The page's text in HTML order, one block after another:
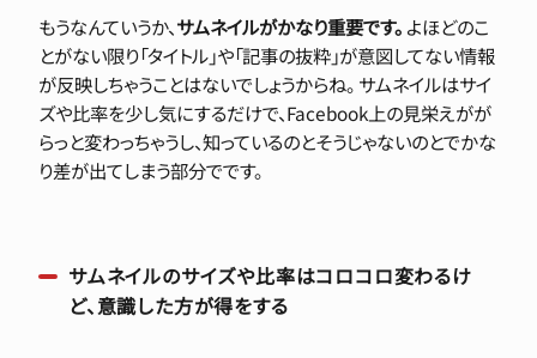
もうなんていうか、サムネイルがかなり重要です。 よほどのこ
とがない限り「タイトル」や「記事の抜粋」が意図してない情報
が反映しちゃうことはないでしょうからね。 サムネイルはサイ
ズや比率を少し気にするだけで、Facebook上の見栄えがが
らっと変わっちゃうし、知っているのとそうじゃないのとでかな
り差が出てしまう部分でです。
サムネイルのサイズや比率はコロコロ変わるけ
ど、意識した方が得をする